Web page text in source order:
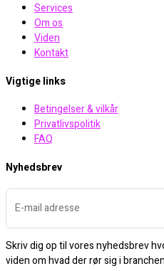
Services
Om os
Viden
Kontakt
Vigtige links
Betingelser & vilkår
Privatlivspolitik
FAQ
Nyhedsbrev
Skriv dig op til vores nyhedsbrev
viden om hvad der rør sig i